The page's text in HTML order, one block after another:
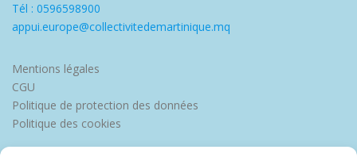
Tél : 0596598900
appui.europe@collectivitedemartinique.mq
Mentions légales
CGU
Politique de protection des données
Politique des cookies